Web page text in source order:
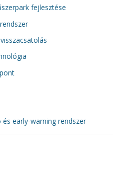
fejlesztése
early-warning rendszer